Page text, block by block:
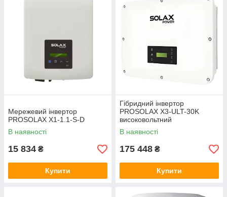
Мережевий інвертор
PROSOLAX X1-1.1-S-D
В наявності
15 834 ₴
Купити
Гібридний інвертор
PROSOLAX X3-ULT-30K
високовольтний
В наявності
175 448 ₴
Купити